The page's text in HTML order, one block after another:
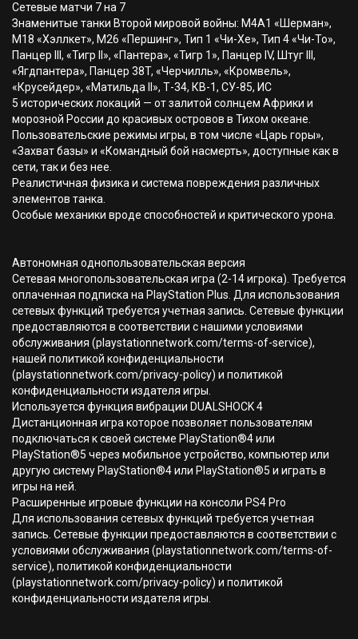
Сетевые матчи 7 на 7
Знаменитые танки Второй мировой войны: M4A1 «Шерман»,
M18 «Хэллкет», M26 «Першинг», Тип 1 «Чи-Хе», Тип 4 «Чи-То»,
Панцер III, «Тигр II», «Пантера», «Тигр 1», Панцер IV, Штуг III,
«Ягдпантера», Панцер 38T, «Черчилль», «Кромвель»,
«Крусейдер», «Матильда II», Т-34, КВ-1, СУ-85, ИС
5 исторических локаций — от залитой солнцем Африки и
морозной России до красивых островов в Тихом океане.
Пользовательские режимы игры, в том числе «Царь горы»,
«Захват базы» и «Командный бой насмерть», доступные как в
сети, так и без нее.
Реалистичная физика и система повреждения различных
элементов танка.
Особые механики вроде способностей и критического урона.
Автономная однопользовательская версия
Сетевая многопользовательская игра (2-14 игрока). Требуется
оплаченная подписка на PlayStation Plus. Для использования
сетевых функций требуется учетная запись. Сетевые функции
предоставляются в соответствии с нашими условиями
обслуживания (playstationnetwork.com/terms-of-service),
нашей политикой конфиденциальности
(playstationnetwork.com/privacy-policy) и политикой
конфиденциальности издателя игры.
Используется функция вибрации DUALSHOCK 4
Дистанционная игра которое позволяет пользователям
подключаться к своей системе PlayStation®4 или
PlayStation®5 через мобильное устройство, компьютер или
другую систему PlayStation®4 или PlayStation®5 и играть в
игры на ней.
Расширенные игровые функции на консоли PS4 Pro
Для использования сетевых функций требуется учетная
запись. Сетевые функции предоставляются в соответствии с
условиями обслуживания (playstationnetwork.com/terms-of-
service), политикой конфиденциальности
(playstationnetwork.com/privacy-policy) и политикой
конфиденциальности издателя игры.